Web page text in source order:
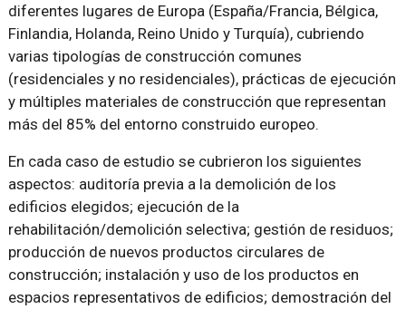
diferentes lugares de Europa (España/Francia, Bélgica,
Finlandia, Holanda, Reino Unido y Turquía), cubriendo
varias tipologías de construcción comunes
(residenciales y no residenciales), prácticas de ejecución
y múltiples materiales de construcción que representan
más del 85% del entorno construido europeo.
En cada caso de estudio se cubrieron los siguientes
aspectos: auditoría previa a la demolición de los
edificios elegidos; ejecución de la
rehabilitación/demolición selectiva; gestión de residuos;
producción de nuevos productos circulares de
construcción; instalación y uso de los productos en
espacios representativos de edificios; demostración del